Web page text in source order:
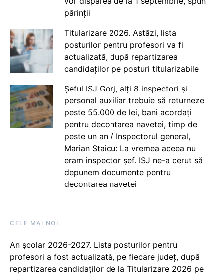
părinții
Titularizare 2026. Astăzi, lista
posturilor pentru profesori va fi
actualizată, după repartizarea
candidaților pe posturi titularizabile
Șeful ISJ Gorj, alți 8 inspectori și
personal auxiliar trebuie să returneze
peste 55.000 de lei, bani acordați
pentru decontarea navetei, timp de
peste un an / Inspectorul general,
Marian Staicu: La vremea aceea nu
eram inspector șef. ISJ ne-a cerut să
depunem documente pentru
decontarea navetei
CELE MAI NOI
An școlar 2026-2027. Lista posturilor pentru
profesori a fost actualizată, pe fiecare județ, după
repartizarea candidaților de la Titularizare 2026 pe